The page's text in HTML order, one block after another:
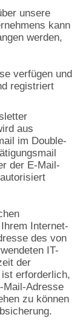
unsere
kann
werden,
verfügen und
registriert
aus
im Double-
der E-Mail-
Internet-
des von
IT-
der
erforderlich,
Mail-Adresse
zu können